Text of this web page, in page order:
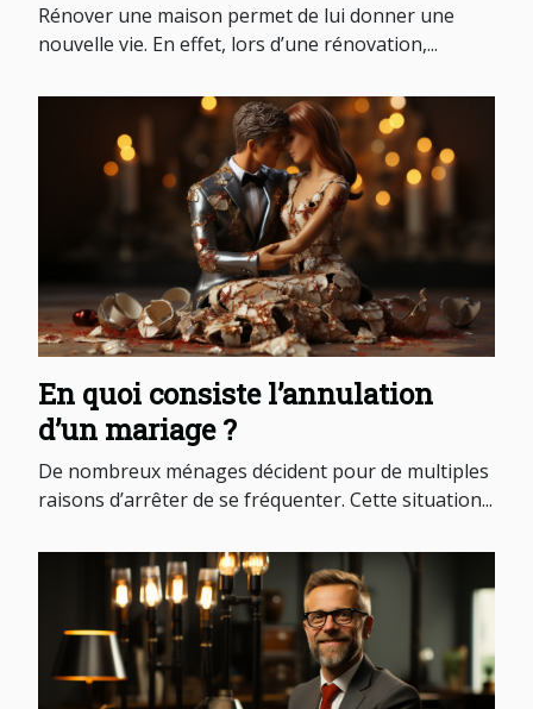
Rénover une maison permet de lui donner une
nouvelle vie. En effet, lors d’une rénovation,...
En quoi consiste l’annulation
d’un mariage ?
De nombreux ménages décident pour de multiples
raisons d’arrêter de se fréquenter. Cette situation...